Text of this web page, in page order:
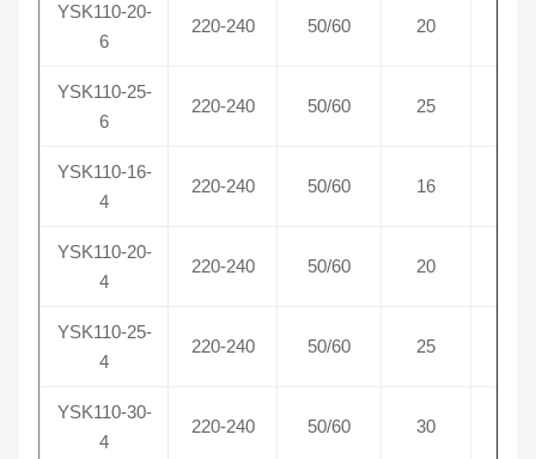
YSK110-20-
6
220-240 50/60 20
YSK110-25-
6
220-240 50/60 25
YSK110-16-
4
220-240 50/60 16
YSK110-20-
4
220-240 50/60 20
YSK110-25-
4
220-240 50/60 25
YSK110-30-
4
220-240 50/60 30